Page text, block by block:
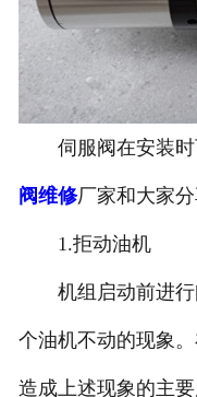
伺服阀在安装时
阀维修厂家和大家分
1.拒动油机
机组启动前进行
个油机不动的现象
造成上述现象的主